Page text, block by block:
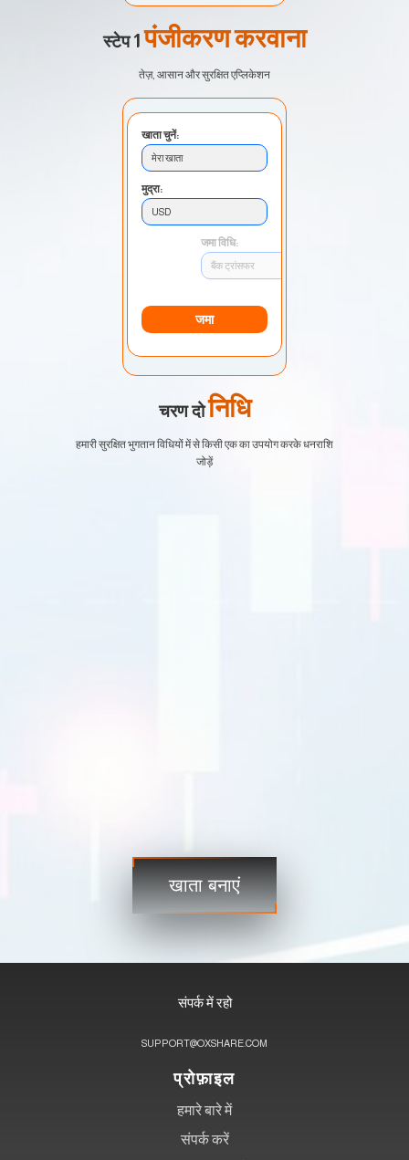
स्टेप 1 पंजीकरण करवाना
तेज़, आसान और सुरक्षित एप्लिकेशन
खाता चुनें:
मेरा खाता
मुद्रा:
USD
जमा
चरण दोनिधि
हमारी सुरक्षित भुगतान विधियों में से किसी एक का उपयोग करके धनराशि
जोड़ें
खाता बनाएं
संपर्क में रहो
SUPPORT@OXSHARE.COM
प्रोफ़ाइल
हमारे बारे में
संपर्क करें